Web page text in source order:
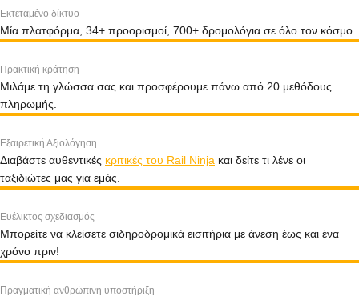
Εκτεταμένο δίκτυο
Μία πλατφόρμα, 34+ προορισμοί, 700+ δρομολόγια σε όλο τον κόσμο.
Πρακτική κράτηση
Μιλάμε τη γλώσσα σας και προσφέρουμε πάνω από 20 μεθόδους
πληρωμής.
Εξαιρετική Αξιολόγηση
Διαβάστε αυθεντικές κριτικές του Rail Ninja και δείτε τι λένε οι
ταξιδιώτες μας για εμάς.
Ευέλικτος σχεδιασμός
Μπορείτε να κλείσετε σιδηροδρομικά εισιτήρια με άνεση έως και ένα
χρόνο πριν!
Πραγματική ανθρώπινη υποστήριξη